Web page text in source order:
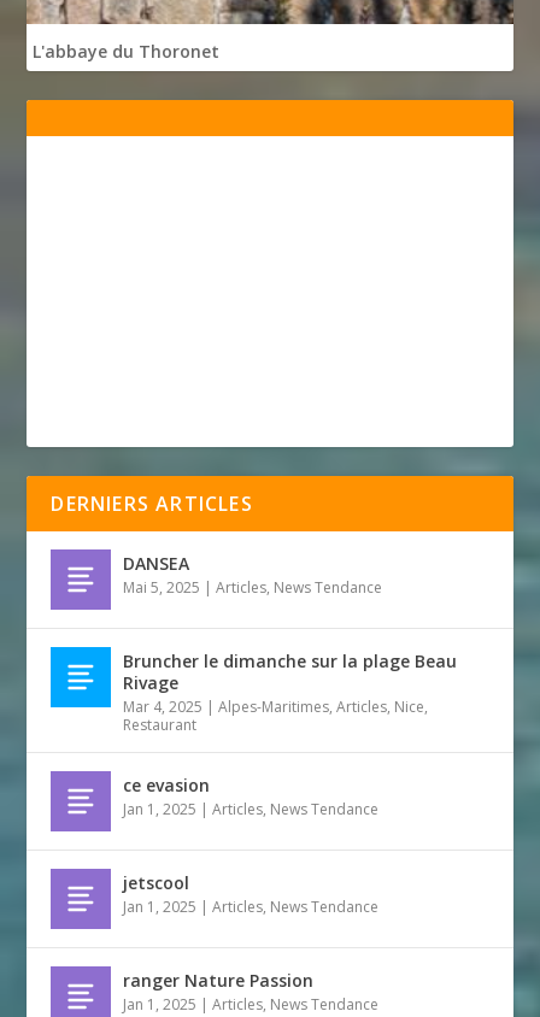
L'abbaye du Thoronet
DERNIERS ARTICLES
DANSEA
Mai 5, 2025 |Articles, News Tendance
Bruncher le dimanche sur la plage Beau
Rivage
Mar 4, 2025 |Alpes-Maritimes,Articles, Nice,
Restaurant
ce evasion
Jan 1, 2025 |Articles, News Tendance
jetscool
Jan 1, 2025 |Articles, News Tendance
ranger Nature Passion
Jan 1, 2025 |Articles, News Tendance